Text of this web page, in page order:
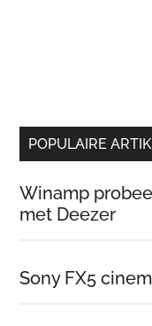
POPULAIRE
Winamp
met Deezer
Sony FX5